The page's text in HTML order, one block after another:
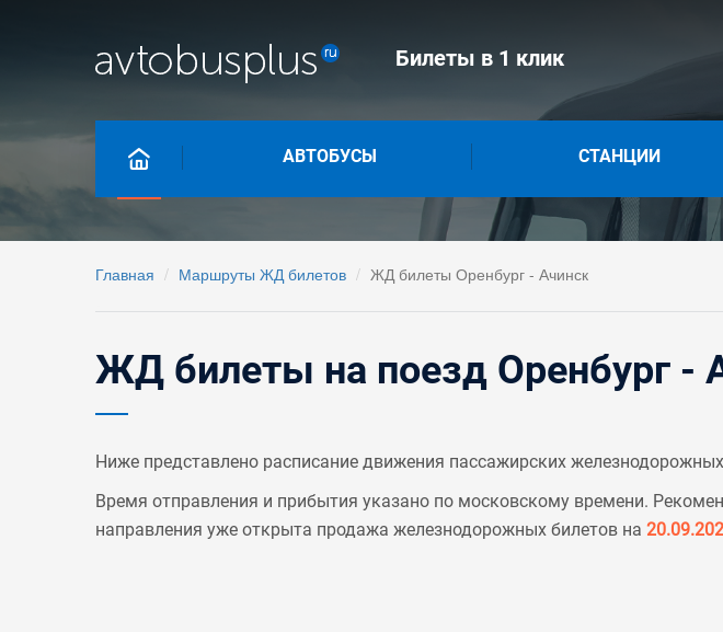
Билеты в 1 клик
АВТОБУСЫ СТАНЦИИ
Главная Маршруты ЖД билетов ЖД билеты Оренбург - Ачинск
ЖД билеты на поезд Оренбург -
Ниже представлено расписание движения пассажирских
Время отправления и прибытия указано по московскому времени.
направления уже открыта продажа железнодорожных билетов на